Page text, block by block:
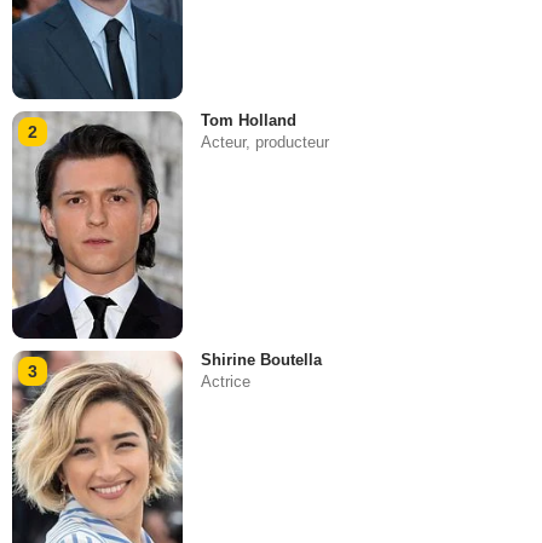
2
Tom Holland
Acteur, producteur
3
Shirine Boutella
Actrice